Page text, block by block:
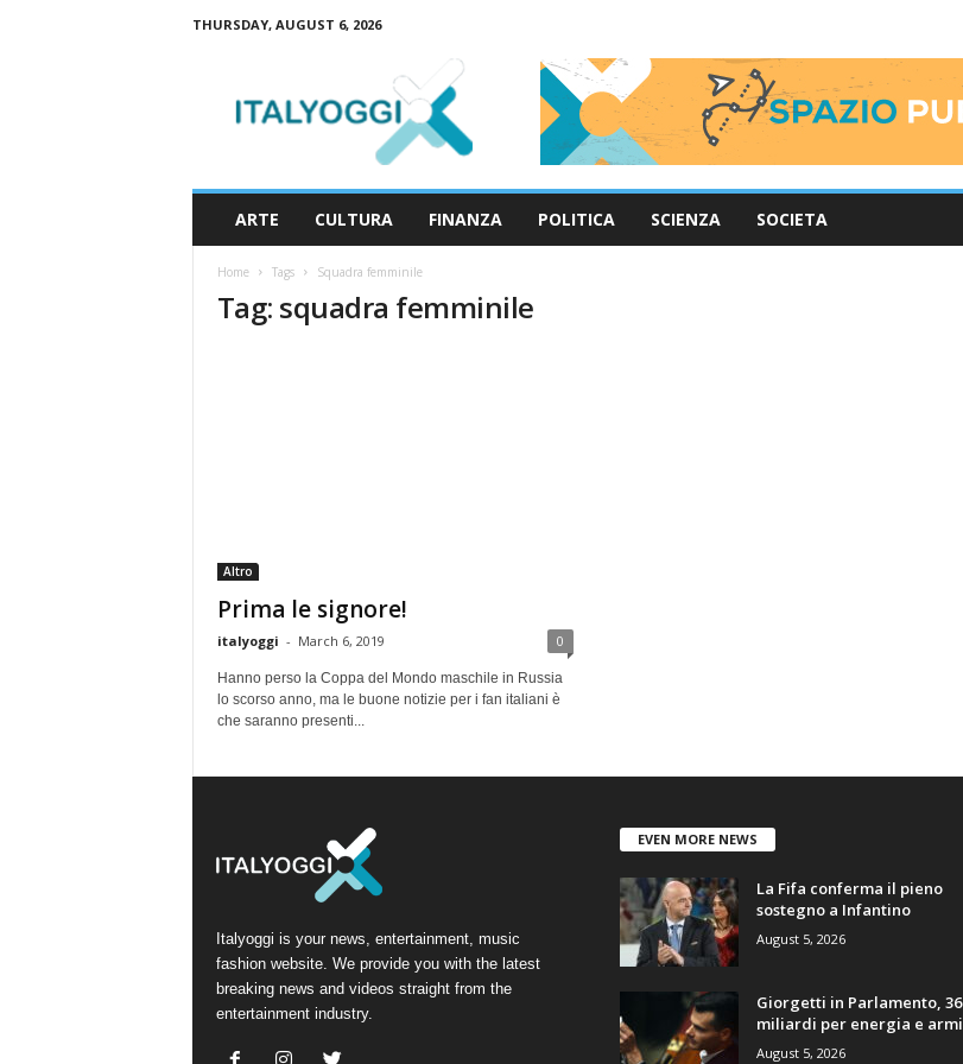
THURSDAY, AUGUST 6, 2026
ARTE CULTURA FINANZA POLITICA SCIENZA SOCIETA
Home Tags Squadra femminile
Tag: squadra femminile
Altro
Prima le signore!
italyoggi - March 6, 2019 0
Hanno perso la Coppa del Mondo maschile in Russia
lo scorso anno, ma le buone notizie per i fan italiani è
che saranno presenti...
Italyoggi is your news, entertainment, music
fashion website. We provide you with the latest
breaking news and videos straight from the
entertainment industry.
EVEN MORE NEWS
La Fifa conferma il pieno
sostegno a Infantino
August 5, 2026
Giorgetti in Parlamento, 36
miliardi per energia e armi
August 5, 2026